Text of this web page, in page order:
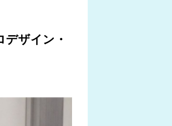
ザイン・